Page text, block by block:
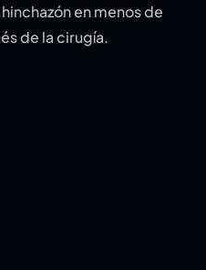
en menos de
de la cirugía.